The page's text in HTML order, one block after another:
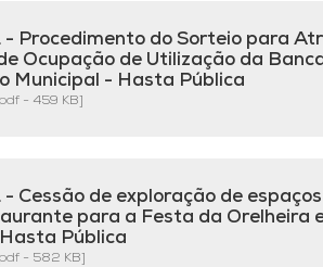
- Procedimento do Sorteio para
Ocupação de Utilização da
Municipal - Hasta Pública
- 459 KB]
- Cessão de exploração de
para a Festa da Orelheira
Pública
- 582 KB]